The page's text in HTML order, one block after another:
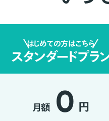
はじめての方はこちら
スタンダードプラ
月額 0 円